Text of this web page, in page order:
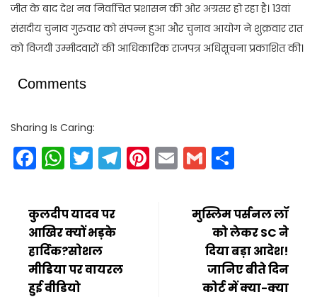
जीत के बाद देश नव निर्वाचित प्रशासन की ओर अग्रसर हो रहा है। 13वां
संसदीय चुनाव गुरुवार को संपन्न हुआ और चुनाव आयोग ने शुक्रवार रात
को विजयी उम्मीदवारों की आधिकारिक राजपत्र अधिसूचना प्रकाशित की।
Comments
Sharing Is Caring:
Facebook
WhatsApp
Twitter
Telegram
Pinterest
EmailGmail
कुलदीप यादव पर
आखिर क्यों भड़के
हार्दिक?सोशल
मीडिया पर वायरल
हुई वीडियो
मुस्लिम पर्सनल लॉ
को लेकर SC ने
दिया बड़ा आदेश!
जानिए बीते दिन
कोर्ट में क्या-क्या